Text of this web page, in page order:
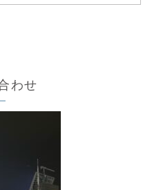
わせ